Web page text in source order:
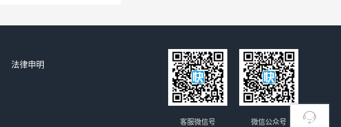
法律申明
微信公众号
客服微信号